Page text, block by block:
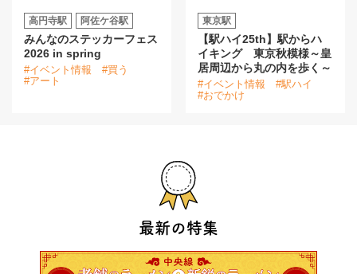
最新の特集
高円寺駅 阿佐ケ谷駅
みんなのステッカーフェス
2026 in spring
#イベント情報
#買う
#アート
東京駅
【駅ハイ25th】駅からハ
イキング 東京秋模様～皇
居周辺から丸の内を歩く～
#イベント情報
#駅ハイ
#おでかけ